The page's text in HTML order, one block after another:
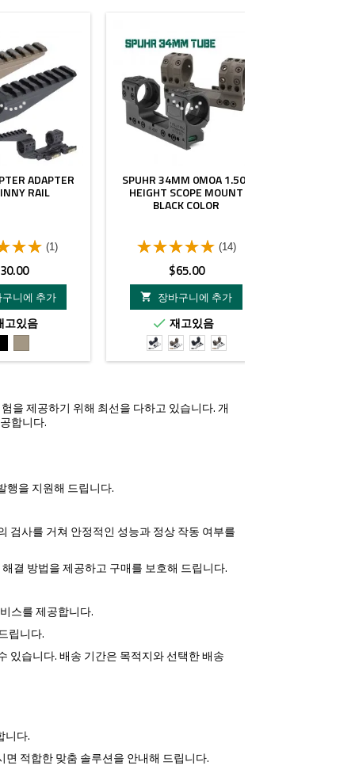
ADAPTER
RAIL
(1)
니에 추가
고있음
SPUHR 34MM 0MOA 1.50"
HEIGHT SCOPE MOUNT
BLACK COLOR
(14)
가
격
$65.00

장바구니에 추가
 재고있음
Black
1.50
FDE
1.50
1.93
Black
1.93"
FDE
을 제공하기 위해 최선을 다하고 있습니다. 개
합니다.
행을 지원해 드립니다.
검사를 거쳐 안정적인 성능과 정상 작동 여부를
결 방법을 제공하고 구매를 보호해 드립니다.
스를 제공합니다.
립니다.
있습니다. 배송 기간은 목적지와 선택한 배송
니다.
면 적합한 맞춤 솔루션을 안내해 드립니다.